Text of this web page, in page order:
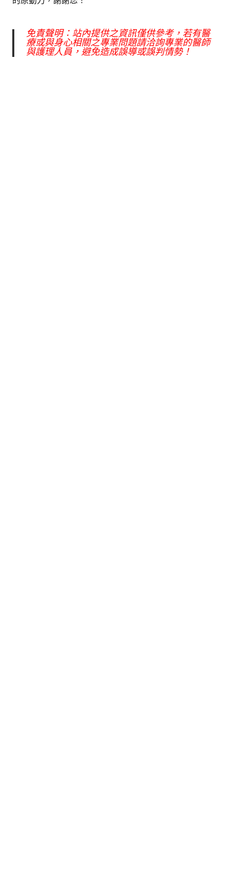
免責聲明：站內提供之資訊僅供參考，若有醫
療或與身心相關之專業問題請洽詢專業的醫師
與護理人員，避免造成誤導或誤判情勢！